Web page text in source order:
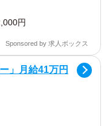
円
Sponsored by 求人ボックス
」月給41万円